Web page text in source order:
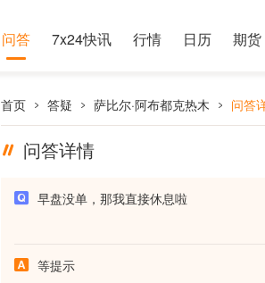
问答 7x24快讯 行情 日历 期货
首页 答疑 萨比尔·阿布都克热木 问答
问答详情
早盘没单，那我直接休息啦
等提示